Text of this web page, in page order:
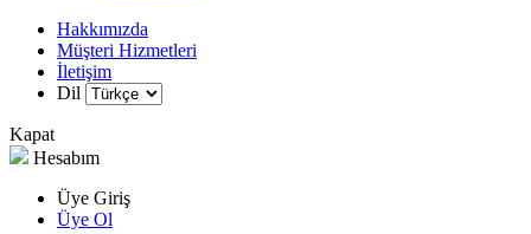
Hakkımızda
Müşteri Hizmetleri
İletişim
Dil
Kapat
Hesabım
Üye Giriş
Üye Ol